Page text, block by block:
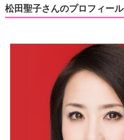
松田聖子さんのプロフィール